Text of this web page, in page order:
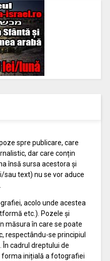
spre publicare, care
dar care conțin
însă sursa acestora și
text) nu se vor aduce
acolo unde acestea
etc.). Pozele și
măsura în care se poate
respectându-se principiul
cadrul dreptului de
inițială a fotografiei